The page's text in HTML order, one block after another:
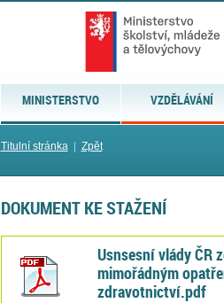
MINISTERSTVO VZDĚLÁVÁNÍ
Titulní stránka| Zpět
DOKUMENT KE STAŽENÍ
Usnsesní vlády ČR
mimořádným
zdravotnictví.pdf